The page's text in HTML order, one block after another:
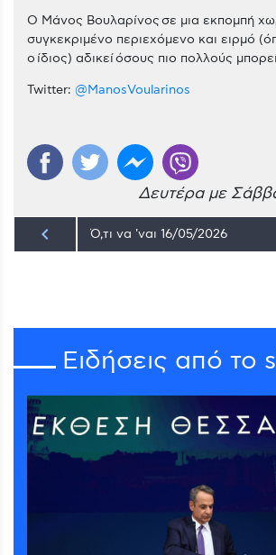
Ο Μάνος Βουλαρίνος σε μια εκπομπή
συγκεκριμένο περιεχόμενο και ειρμό
ο ίδιος) αδικεί όσους πιο πολλούς
Twitter: @ManosVoularinos
Δευτέρα με
keyboard_arrow_left
Ειδήσεις από το